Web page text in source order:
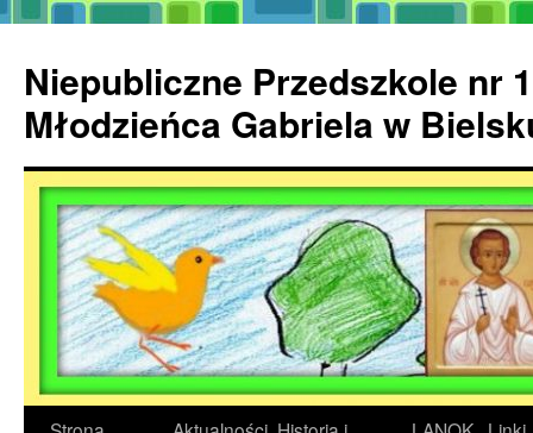
treści
Niepubliczne Przedszkole nr
Młodzieńca Gabriela w